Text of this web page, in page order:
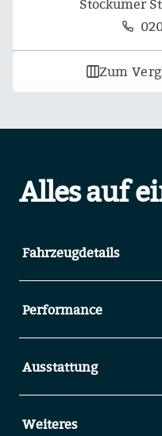
Stockumer
Zum
Alles auf
Fahrzeugdetails
Performance
Ausstattung
Weiteres